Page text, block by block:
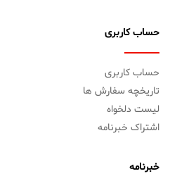
حساب کاربری
حساب کاربری
تاریخچه سفارش ها
لیست دلخواه
اشتراک خبرنامه
خبرنامه